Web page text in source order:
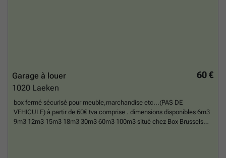
60 €
Garage à louer
1020 Laeken
box fermé sécurisé pour meuble,marchandise etc...(PAS DE
VEHICULE) à partir de 60€ tva comprise . dimensions disponibles 6m3
9m3 12m3 15m3 18m3 30m3 60m3 100m3 situé chez Box Brussels